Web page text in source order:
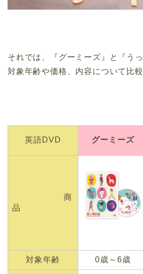
それでは、『グーミーズ』と『う
対象年齢や価格、内容について比
英語DVD グーミーズ
商
品
対象年齢 0歳～6歳